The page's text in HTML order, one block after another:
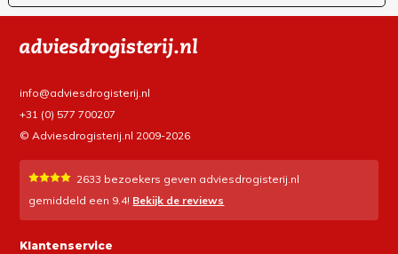
info@adviesdrogisterij.nl
+31 (0) 577 700207
© Adviesdrogisterij.nl 2009-2026
2633 bezoekers geven adviesdrogisterij.nl
gemiddeld een 9.4! Bekijk de reviews
Klantenservice